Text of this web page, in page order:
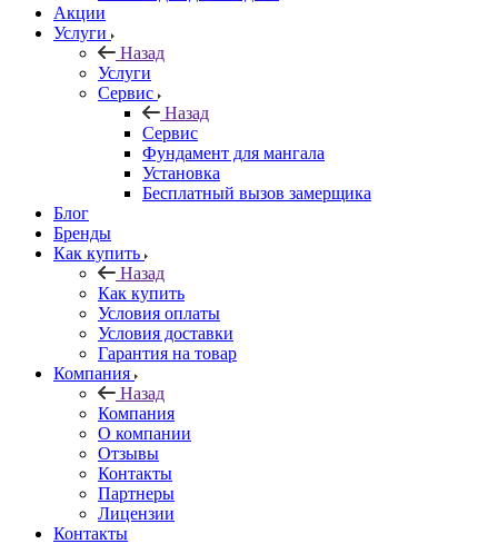
Акции
Услуги
Назад
Услуги
Сервис
Назад
Сервис
Фундамент для мангала
Установка
Бесплатный вызов замерщика
Блог
Бренды
Как купить
Назад
Как купить
Условия оплаты
Условия доставки
Гарантия на товар
Компания
Назад
Компания
О компании
Отзывы
Контакты
Партнеры
Лицензии
Контакты